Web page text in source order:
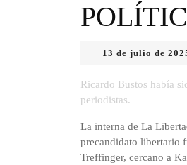
13 de julio de
Ricardo Bustos había
periodistas.
La interna de La
precandidato libertario
Treffinger, cercano a